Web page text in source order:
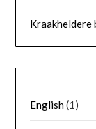
Kraakheldere
English(1)